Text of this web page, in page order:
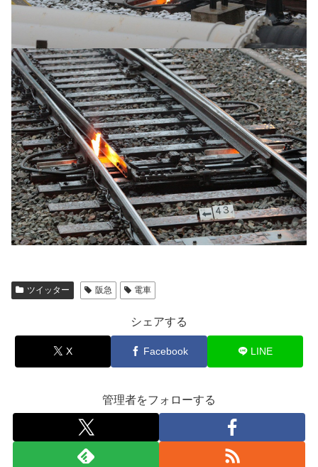
ツイッター 阪急 電車
シェアする
X Facebook LINE
管理者をフォローする